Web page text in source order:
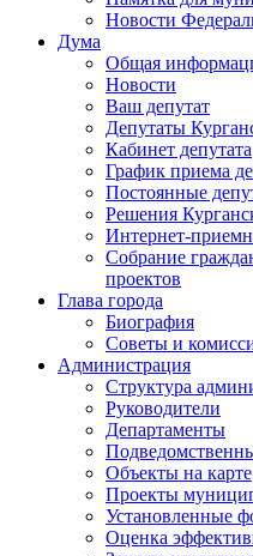
Новости
Дума
Общая
Новости
Ваш депутат
Депутаты
Кабинет депутата
График приема
Постоянные
Решения
Интернет-
Собрание
проектов
Глава города
Биография
Советы и
Администрация
Структура
Руководители
Департаменты
Объекты на карте
Проекты
Установленные
Оценка